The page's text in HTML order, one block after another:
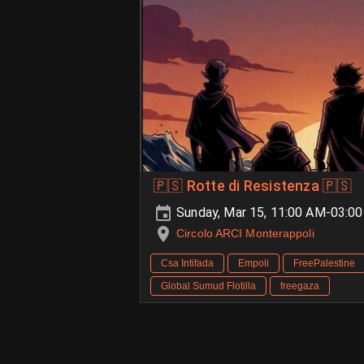
🇵🇸 Rotte di Resistenza 🇵🇸
Sunday, Mar 15, 11:00 AM-
Circolo ARCI Monterappoli
Csa Intifada Empoli
FreePalestine
Global Sumud Flotilla
freegaza